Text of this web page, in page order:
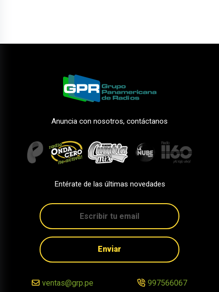
Anuncia con nosotros, contáctanos
Entérate de las últimas novedades
Enviar
ventas@grp.pe 997566067